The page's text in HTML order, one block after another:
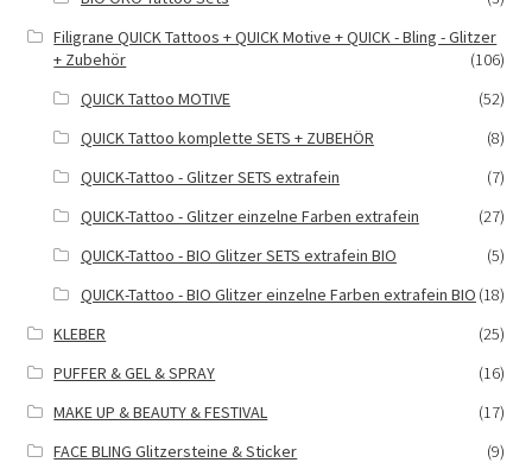
Filigrane QUICK Tattoos + QUICK Motive + QUICK - Bling - Glitzer
+ Zubehör
(106)
QUICK Tattoo MOTIVE
(52)
QUICK Tattoo komplette SETS + ZUBEHÖR
(8)
QUICK-Tattoo - Glitzer SETS extrafein
(7)
QUICK-Tattoo - Glitzer einzelne Farben extrafein
(27)
QUICK-Tattoo - BIO Glitzer SETS extrafein BIO
(5)
QUICK-Tattoo - BIO Glitzer einzelne Farben extrafein BIO (18)
KLEBER
(25)
PUFFER & GEL & SPRAY
(16)
MAKE UP & BEAUTY & FESTIVAL
(17)
FACE BLING Glitzersteine & Sticker
(9)